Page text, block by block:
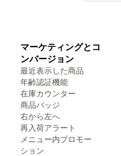
マーケティングとコ
ンバージョン
最近表示した商品
年齢認証機能
在庫カウンター
商品バッジ
右から左へ
再入荷アラート
メニュー内プロモー
ション